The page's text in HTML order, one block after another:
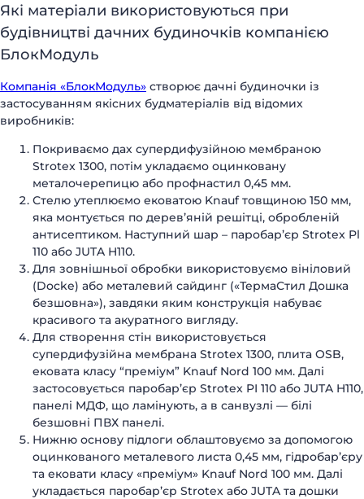
Які матеріали використовуються при
будівництві дачних будиночків компанією
БлокМодуль
Компанія «БлокМодуль» створює дачні будиночки із
застосуванням якісних будматеріалів від відомих
виробників:
Покриваємо дах супердифузійною мембраною
Strotex 1300, потім укладаємо оцинковану
металочерепицю або профнастил 0,45 мм.
Стелю утеплюємо ековатою Knauf товщиною 150 мм,
яка монтується по дерев’яній решітці, обробленій
антисептиком. Наступний шар – паробар’єр Strotex Pl
110 або JUTA H110.
Для зовнішньої обробки використовуємо вініловий
(Docke) або металевий сайдинг («ТермаСтил Дошка
безшовна»), завдяки яким конструкція набуває
красивого та акуратного вигляду.
Для створення стін використовується
супердифузійна мембрана Strotex 1300, плита OSB,
ековата класу “преміум” Knauf Nord 100 мм. Далі
застосовується паробар’єр Strotex PI 110 або JUTA H110,
панелі МДФ, що ламінують, а в санвузлі — білі
безшовні ПВХ панелі.
Нижню основу підлоги облаштовуємо за допомогою
оцинкованого металевого листа 0,45 мм, гідробар’єру
та ековати класу «преміум» Knauf Nord 100 мм. Далі
укладається паробар’єр Strotex або JUTA та дошки